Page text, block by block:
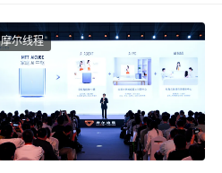
摩尔线程